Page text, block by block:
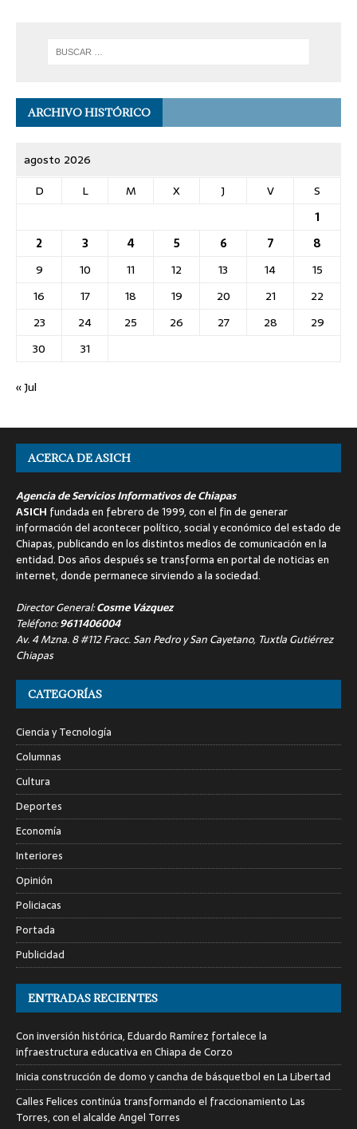
ARCHIVO HISTÓRICO
agosto 2026
D
L M X J V
S
1
2
3 4 5 6 7
8
9
10 11 12 13 14
15
16
17 18 19 20 21
22
23
24 25 26 27 28
29
30
31
« Jul
ACERCA DE ASICH
Agencia de Servicios Informativos de Chiapas
ASICH fundada en febrero de 1999, con el fin de generar
información del acontecer político, social y económico del estado de
Chiapas, publicando en los distintos medios de comunicación en la
entidad. Dos años después se transforma en portal de noticias en
internet, donde permanece sirviendo a la sociedad.
Director General:Cosme Vázquez
Teléfono:9611406004
Av. 4 Mzna. 8 #112 Fracc. San Pedro y San Cayetano, Tuxtla Gutiérrez
Chiapas
CATEGORÍAS
Ciencia y Tecnología
Columnas
Cultura
Deportes
Economía
Interiores
Opinión
Policiacas
Portada
Publicidad
ENTRADAS RECIENTES
Con inversión histórica, Eduardo Ramírez fortalece la
infraestructura educativa en Chiapa de Corzo
Inicia construcción de domo y cancha de básquetbol en La Libertad
Calles Felices continúa transformando el fraccionamiento Las
Torres, con el alcalde Angel Torres